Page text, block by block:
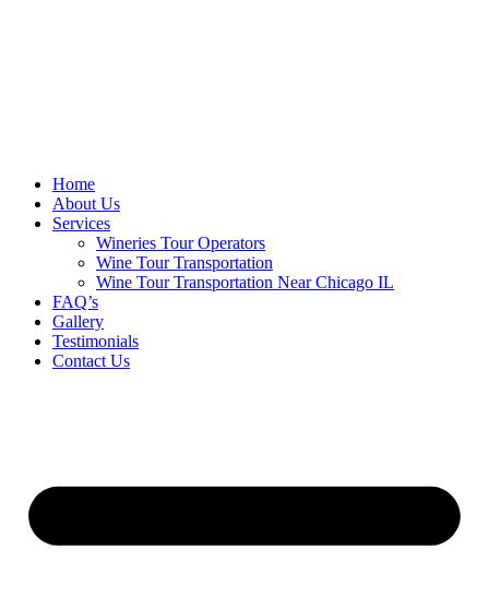
Home
About Us
Services
Wineries Tour Operators
Wine Tour Transportation
Wine Tour Transportation Near Chicago IL
FAQ’s
Gallery
Testimonials
Contact Us